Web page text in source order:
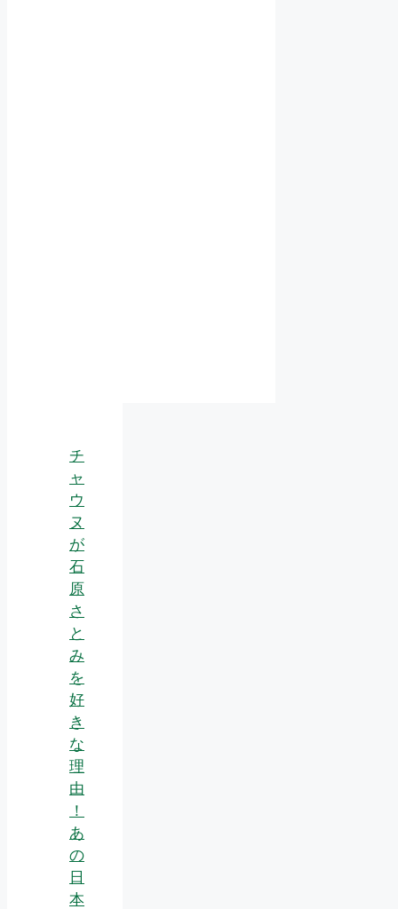
チ
ャ
ウ
ヌ
が
石
原
さ
と
み
を
好
き
な
理
由
！
あ
の
日
本